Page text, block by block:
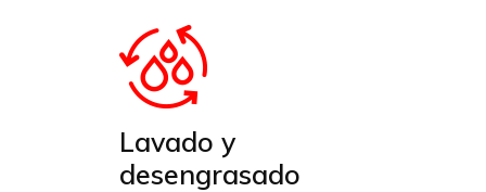
Lavado y
desengrasado